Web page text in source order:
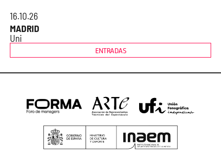
16.10.26
MADRID
Uni
ENTRADAS